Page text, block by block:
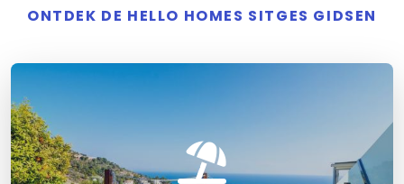
ONTDEK DE HELLO HOMES SITGES GIDSEN